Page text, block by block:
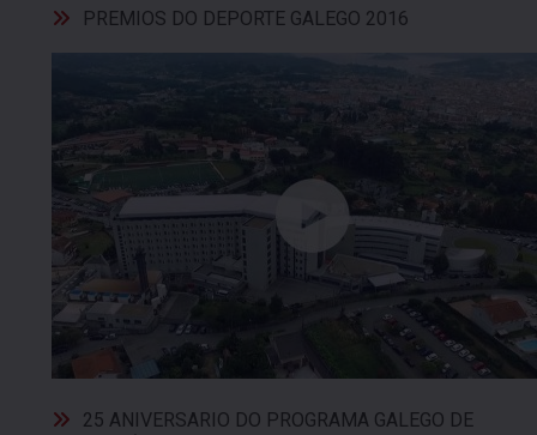
PREMIOS DO DEPORTE GALEGO 2016
25 ANIVERSARIO DO PROGRAMA GALEGO DE